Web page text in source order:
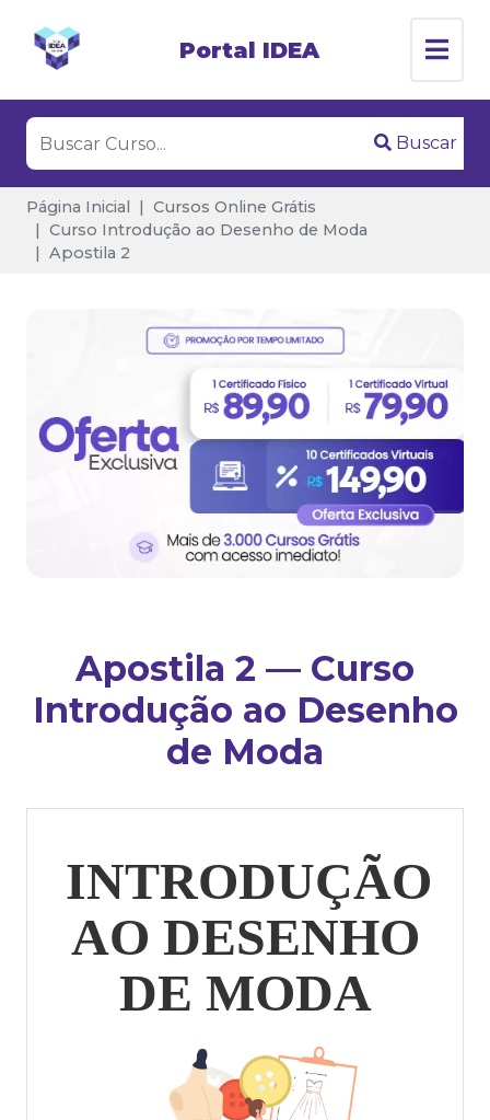
Portal IDEA
Buscar
Página Inicial
Cursos Online Grátis
Curso Introdução ao Desenho de Moda
Apostila 2
Apostila 2 — Curso
Introdução ao Desenho
de Moda
INTRODUÇÃO
AO DESENHO
DE MODA